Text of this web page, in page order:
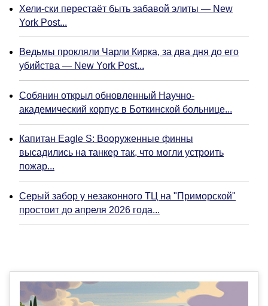
Хели-ски перестаёт быть забавой элиты — New
York Post...
Ведьмы прокляли Чарли Кирка, за два дня до его
убийства — New York Post...
Собянин открыл обновленный Научно-
академический корпус в Боткинской больнице...
Капитан Eagle S: Вооруженные финны
высадились на танкер так, что могли устроить
пожар...
Серый забор у незаконного ТЦ на "Приморской"
простоит до апреля 2026 года...